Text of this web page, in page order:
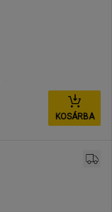
KOSÁRBA